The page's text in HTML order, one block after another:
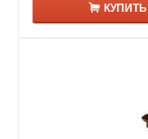
КУПИТЬ